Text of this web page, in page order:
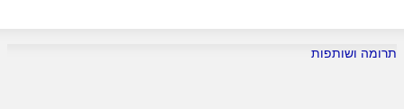
תרומה ושותפות